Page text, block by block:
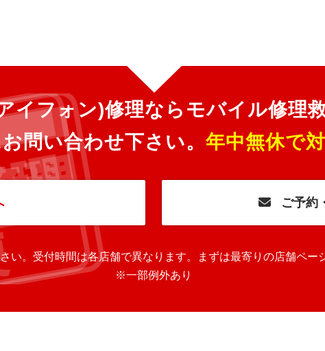
イフォン)修理ならモバイル修理
問い合わせ下さい。 年中無休で対
ご予約
い。 受付時間は各店舗で異なります。
まずは最寄りの店舗ペー
※一部例外あり